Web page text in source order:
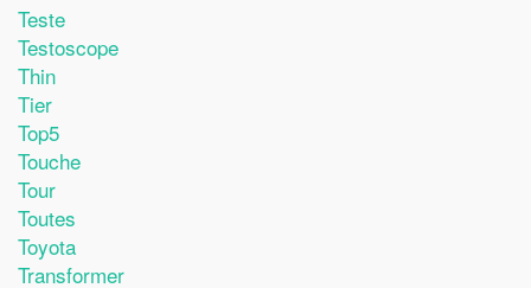
Teste
Testoscope
Thin
Tier
Top5
Touche
Tour
Toutes
Toyota
Transformer